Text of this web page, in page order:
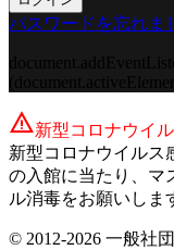
パスワードを忘れま
warning新型コロナウイ
新型コロナウイルス
の入館に当たり、マ
ル消毒をお願いしま
© 2012-2026 一般社